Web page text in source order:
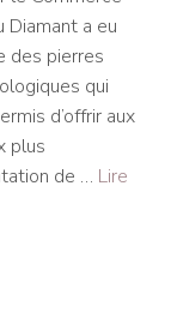
Diamant a eu
des pierres
qui
d’offrir aux
plus
de … Lire